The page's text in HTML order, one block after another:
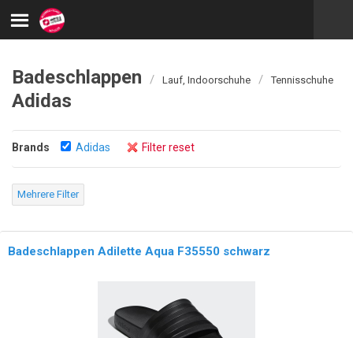
Badeschlappen
Adidas
/ Lauf, Indoorschuhe / Tennisschuhe
Brands Adidas Filter reset
Mehrere Filter
Badeschlappen Adilette Aqua F35550 schwarz